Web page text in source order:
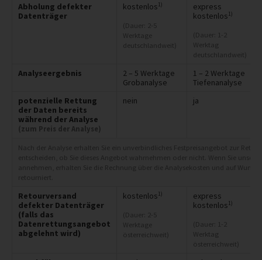
Abholung defekter
Datenträger
kostenlos1)
(Dauer: 2-5
Werktage
deutschlandweit)
express
kostenlos1)
(Dauer: 1-2
Werktag
deutschlandweit)
Analyseergebnis
2 – 5 Werktage
Grobanalyse
1 – 2 Werktage
Tiefenanalyse
potenzielle Rettung
der Daten bereits
während der Analyse
(zum Preis der Analyse)
nein ja
Retourversand
defekter Datenträger
(falls das
Datenrettungsangebot
abgelehnt wird)
kostenlos1)
(Dauer: 2-5
Werktage
österreichweit)
express
kostenlos1)
(Dauer: 1-2
Werktag
österreichweit)